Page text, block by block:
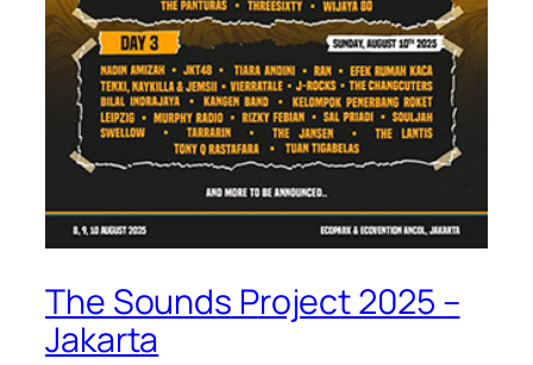
The Sounds Project 2025 –
Jakarta